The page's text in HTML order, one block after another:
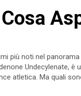
più noti nel
Undecylenate,
atletica. Ma quali